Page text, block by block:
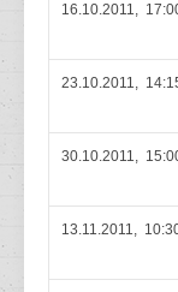
16.10.2011,
23.10.2011,
30.10.2011,
13.11.2011,